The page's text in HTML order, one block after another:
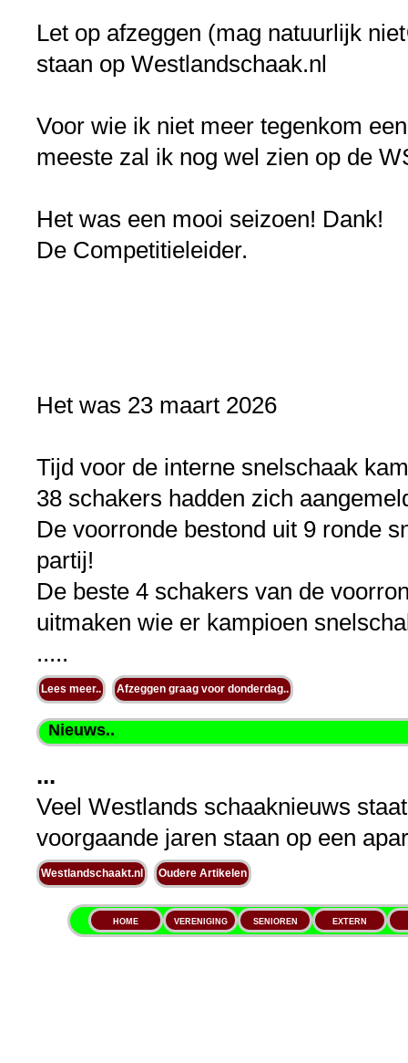
Let op afzeggen (mag natuurlijk
staan op Westlandschaak.nl
Voor wie ik niet meer tegenkom
meeste zal ik nog wel zien op de
Het was een mooi seizoen! Dank!
De Competitieleider.
Het was 23 maart 2026
Tijd voor de interne snelschaak
38 schakers hadden zich
De voorronde bestond uit 9 ronde
partij!
De beste 4 schakers van de
uitmaken wie er kampioen
.....
Lees meer.. Afzeggen graag voor donderdag..
Nieuws..
...
Veel Westlands schaaknieuws
voorgaande jaren staan op een
Westlandschaakt.nl Oudere Artikelen
HOME VERENIGING SENIOREN EXTERN